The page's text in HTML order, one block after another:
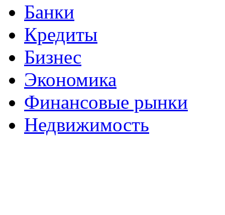
Банки
Кредиты
Бизнес
Экономика
Финансовые рынки
Недвижимость